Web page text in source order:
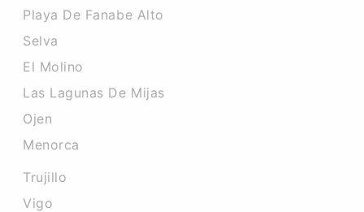
Playa De Fanabe Alto
Selva
El Molino
Las Lagunas De Mijas
Ojen
Menorca
Trujillo
Vigo